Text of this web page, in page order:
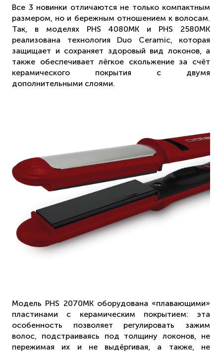
Все 3 новинки отличаются не только компактным
размером, но и бережным отношением к волосам.
Так, в моделях PHS 4080MK и PHS 2580MK
реализована технология Duo Ceramic, которая
защищает и сохраняет здоровый вид локонов, а
также обеспечивает лёгкое скольжение за счёт
керамического покрытия с двумя
дополнительными слоями.
Модель PHS 2070MK оборудована «плавающими»
пластинами с керамическим покрытием: эта
особенность позволяет регулировать зажим
волос, подстраиваясь под толщину локонов, не
пережимая их и не выдёргивая, а также, не